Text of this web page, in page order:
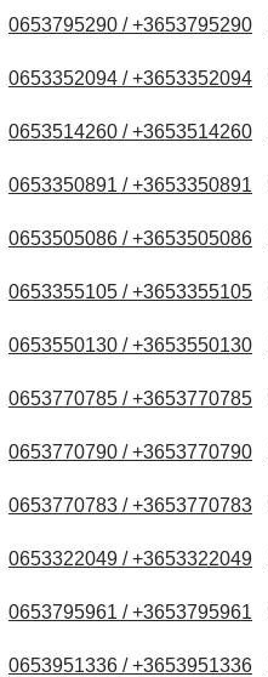
0653795290 / +3653795290
0653352094 / +3653352094
0653514260 / +3653514260
0653350891 / +3653350891
0653505086 / +3653505086
0653355105 / +3653355105
0653550130 / +3653550130
0653770785 / +3653770785
0653770790 / +3653770790
0653770783 / +3653770783
0653322049 / +3653322049
0653795961 / +3653795961
0653951336 / +3653951336